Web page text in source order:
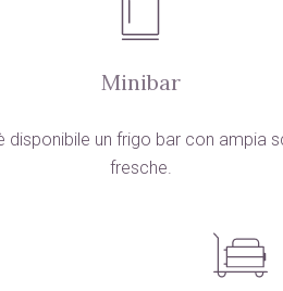
Minibar
disponibile un frigo bar con ampia
fresche.